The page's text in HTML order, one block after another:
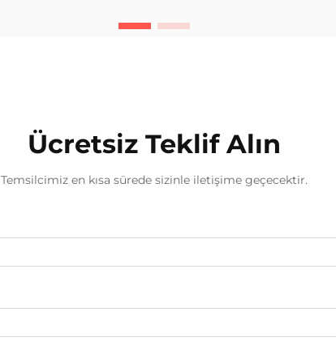
bütünlüğü ve dayanıklılığı,
Ücretsiz Teklif Alın
Temsilcimiz en kısa sürede sizinle iletişime geçecektir.